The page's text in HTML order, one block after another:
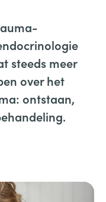
steeds meer
over het
ontstaan,